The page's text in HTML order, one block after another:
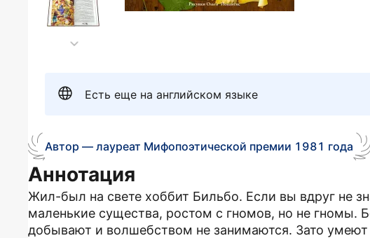
Есть еще на английском языке
Аннотация
Жил-был на свете хоббит Бильбо. Если вы вдруг не
маленькие существа, ростом с гномов, но не гномы.
добывают и волшебством не занимаются. Зато
Автор — лауреат Мифопоэтической премии 1981 года